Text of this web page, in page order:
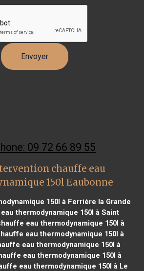
09 72 66 89 55
chauffe eau
150l Eaubonne
150l à Ferrière la Grande
thermodynamique 150l à Saint
eau thermodynamique 150l à
eau thermodynamique 150l à
eau thermodynamique 150l à
eau thermodynamique 150l à
eau thermodynamique 150l à Le